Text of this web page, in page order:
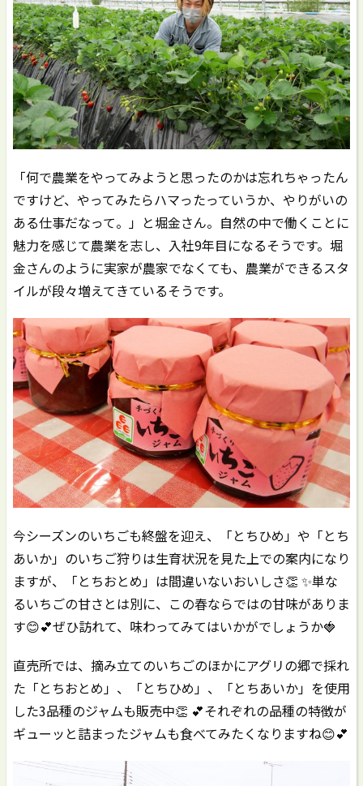
「何で農業をやってみようと思ったのかは忘れちゃったん
ですけど、やってみたらハマったっていうか、やりがいの
ある仕事だなって。」と堀金さん。自然の中で働くことに
魅力を感じて農業を志し、入社9年目になるそうです。堀
金さんのように実家が農家でなくても、農業ができるスタ
イルが段々増えてきているそうです。
今シーズンのいちごも終盤を迎え、「とちひめ」や「とち
あいか」のいちご狩りは生育状況を見た上での案内になり
ますが、「とちおとめ」は間違いないおいしさ👏 ✨単な
るいちごの甘さとは別に、この春ならではの甘味がありま
す😊💕ぜひ訪れて、味わってみてはいかがでしょうか🍓
直売所では、摘み立てのいちごのほかにアグリの郷で採れ
た「とちおとめ」、「とちひめ」、「とちあいか」を使用
した3品種のジャムも販売中👏 💕それぞれの品種の特徴が
ギューッと詰まったジャムも食べてみたくなりますね😊💕